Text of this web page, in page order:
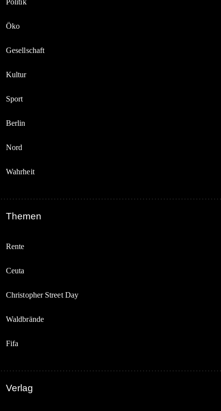
Öko
Gesellschaft
Kultur
Sport
Berlin
Nord
Wahrheit
Themen
Rente
Ceuta
Christopher Street Day
Waldbrände
Fifa
Verlag